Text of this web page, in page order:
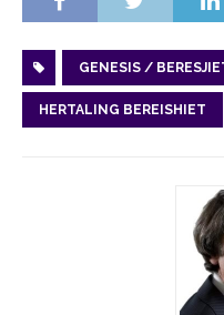
GENESIS /
HERTALING BEREISHIET